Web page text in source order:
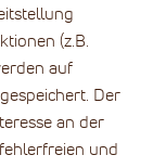
(z.B.
auf
Der
an der
und